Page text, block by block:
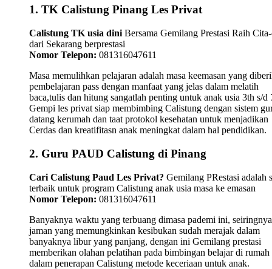
1. TK Calistung Pinang Les Privat
Calistung TK usia dini Bersama Gemilang Prestasi Raih
dari Sekarang berprestasi
Nomor Telepon: 081316047611
Masa memulihkan pelajaran adalah masa keemasan yang
pembelajaran pass dengan manfaat yang jelas dalam melatih
baca,tulis dan hitung sangatlah penting untuk anak usia 3th s/d
Gempi les privat siap membimbing Calistung dengan sistem
datang kerumah dan taat protokol kesehatan untuk menjadikan
Cerdas dan kreatifitasn anak meningkat dalam hal pendidikan.
2. Guru PAUD Calistung di Pinang
Cari Calistung Paud Les Privat? Gemilang PRestasi adalah
terbaik untuk program Calistung anak usia masa ke emasan
Nomor Telepon: 081316047611
Banyaknya waktu yang terbuang dimasa pademi ini, seiringnya
jaman yang memungkinkan kesibukan sudah merajak dalam
banyaknya libur yang panjang, dengan ini Gemilang prestasi
memberikan olahan pelatihan pada bimbingan belajar di rumah
dalam penerapan Calistung metode keceriaan untuk anak.